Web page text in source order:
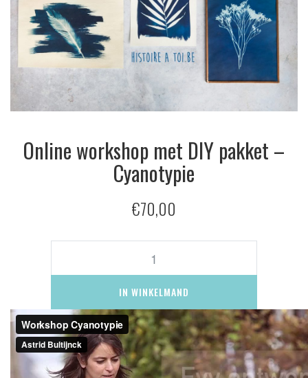
Online workshop met DIY pakket –
Cyanotypie
€70,00
-
Cyanotypie
aantal
IN WINKELMAND